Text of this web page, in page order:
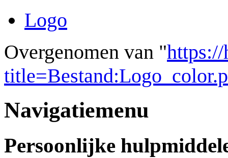
Logo
Overgenomen van "
Navigatiemenu
Persoonlijke